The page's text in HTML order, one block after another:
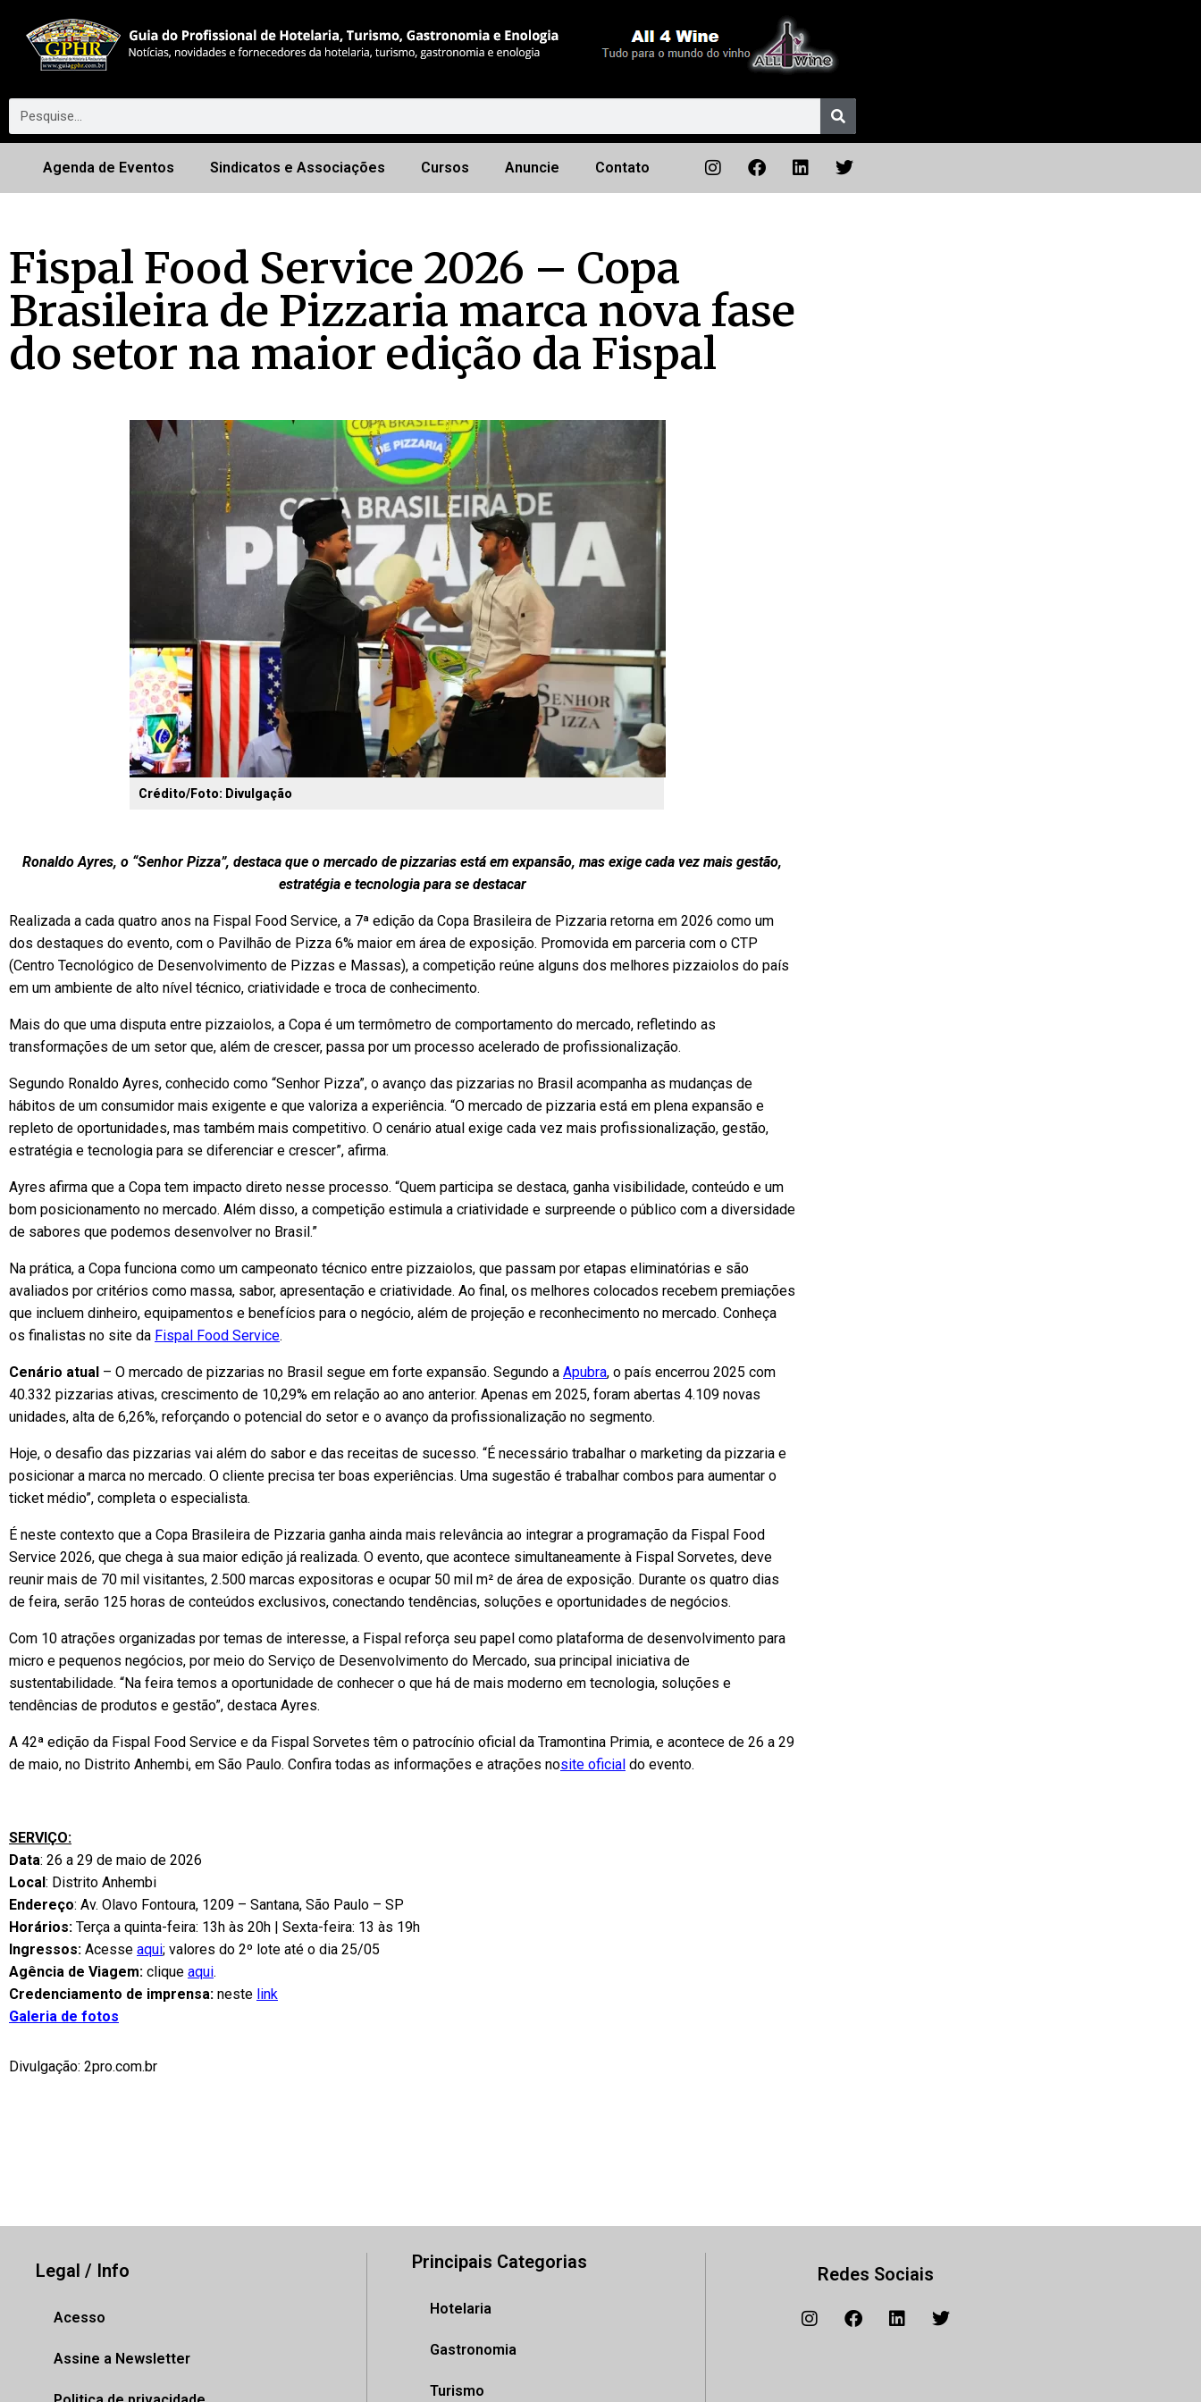
Agenda de Eventos Sindicatos e Associações Cursos Anuncie Contato
Fispal Food Service 2026 – Copa
Brasileira de Pizzaria marca nova fase
do setor na maior edição da Fispal
Crédito/Foto: Divulgação
Ronaldo Ayres, o “Senhor Pizza”, destaca que o mercado de pizzarias está em expansão, mas exige cada vez mais gestão,
estratégia e tecnologia para se destacar
Realizada a cada quatro anos na Fispal Food Service, a 7ª edição da Copa Brasileira de Pizzaria retorna em 2026 como um
dos destaques do evento, com o Pavilhão de Pizza 6% maior em área de exposição. Promovida em parceria com o CTP
(Centro Tecnológico de Desenvolvimento de Pizzas e Massas), a competição reúne alguns dos melhores pizzaiolos do país
em um ambiente de alto nível técnico, criatividade e troca de conhecimento.
Mais do que uma disputa entre pizzaiolos, a Copa é um termômetro de comportamento do mercado, refletindo as
transformações de um setor que, além de crescer, passa por um processo acelerado de profissionalização.
Segundo Ronaldo Ayres, conhecido como “Senhor Pizza”, o avanço das pizzarias no Brasil acompanha as mudanças de
hábitos de um consumidor mais exigente e que valoriza a experiência. “O mercado de pizzaria está em plena expansão e
repleto de oportunidades, mas também mais competitivo. O cenário atual exige cada vez mais profissionalização, gestão,
estratégia e tecnologia para se diferenciar e crescer”, afirma.
Ayres afirma que a Copa tem impacto direto nesse processo. “Quem participa se destaca, ganha visibilidade, conteúdo e um
bom posicionamento no mercado. Além disso, a competição estimula a criatividade e surpreende o público com a diversidade
de sabores que podemos desenvolver no Brasil.”
Na prática, a Copa funciona como um campeonato técnico entre pizzaiolos, que passam por etapas eliminatórias e são
avaliados por critérios como massa, sabor, apresentação e criatividade. Ao final, os melhores colocados recebem premiações
que incluem dinheiro, equipamentos e benefícios para o negócio, além de projeção e reconhecimento no mercado. Conheça
os finalistas no site da Fispal Food Service.
Cenário atual – O mercado de pizzarias no Brasil segue em forte expansão. Segundo a Apubra, o país encerrou 2025 com
40.332 pizzarias ativas, crescimento de 10,29% em relação ao ano anterior. Apenas em 2025, foram abertas 4.109 novas
unidades, alta de 6,26%, reforçando o potencial do setor e o avanço da profissionalização no segmento.
Hoje, o desafio das pizzarias vai além do sabor e das receitas de sucesso. “É necessário trabalhar o marketing da pizzaria e
posicionar a marca no mercado. O cliente precisa ter boas experiências. Uma sugestão é trabalhar combos para aumentar o
ticket médio”, completa o especialista.
É neste contexto que a Copa Brasileira de Pizzaria ganha ainda mais relevância ao integrar a programação da Fispal Food
Service 2026, que chega à sua maior edição já realizada. O evento, que acontece simultaneamente à Fispal Sorvetes, deve
reunir mais de 70 mil visitantes, 2.500 marcas expositoras e ocupar 50 mil m² de área de exposição. Durante os quatro dias
de feira, serão 125 horas de conteúdos exclusivos, conectando tendências, soluções e oportunidades de negócios.
Com 10 atrações organizadas por temas de interesse, a Fispal reforça seu papel como plataforma de desenvolvimento para
micro e pequenos negócios, por meio do Serviço de Desenvolvimento do Mercado, sua principal iniciativa de
sustentabilidade. “Na feira temos a oportunidade de conhecer o que há de mais moderno em tecnologia, soluções e
tendências de produtos e gestão”, destaca Ayres.
A 42ª edição da Fispal Food Service e da Fispal Sorvetes têm o patrocínio oficial da Tramontina Primia, e acontece de 26 a 29
de maio, no Distrito Anhembi, em São Paulo. Confira todas as informações e atrações nosite oficial do evento.
SERVIÇO:
Data: 26 a 29 de maio de 2026
Local: Distrito Anhembi
Endereço: Av. Olavo Fontoura, 1209 – Santana, São Paulo – SP
Horários: Terça a quinta-feira: 13h às 20h | Sexta-feira: 13 às 19h
Ingressos: Acesse aqui; valores do 2º lote até o dia 25/05
Agência de Viagem: clique aqui.
Credenciamento de imprensa: neste link
Galeria de fotos
Divulgação: 2pro.com.br
Legal / Info
Acesso
Assine a Newsletter
Principais Categorias
Hotelaria
Gastronomia
Turismo
Redes Sociais